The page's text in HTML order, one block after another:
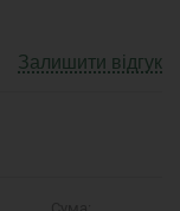
Залишити відгук